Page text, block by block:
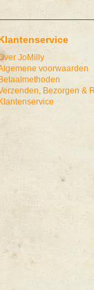
JoMilly
voorwaarden
Betaalmethoden
Bezorgen &
Klantenservice